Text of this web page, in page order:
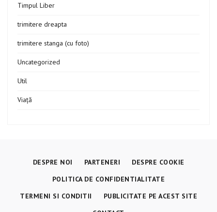
Timpul Liber
trimitere dreapta
trimitere stanga (cu foto)
Uncategorized
Util
Viață
DESPRE NOI PARTENERI
DESPRE COOKIE
POLITICA DE CONFIDENTIALITATE
TERMENI SI CONDITII
PUBLICITATE PE ACEST SITE